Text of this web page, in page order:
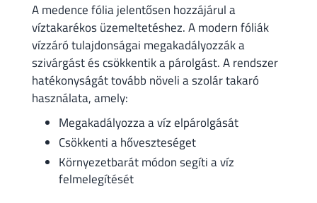
A medence fólia jelentősen hozzájárul a
víztakarékos üzemeltetéshez. A modern fóliák
vízzáró tulajdonságai megakadályozzák a
szivárgást és csökkentik a párolgást. A rendszer
hatékonyságát tovább növeli a szolár takaró
használata, amely:
Megakadályozza a víz elpárolgását
Csökkenti a hőveszteséget
Környezetbarát módon segíti a víz
felmelegítését